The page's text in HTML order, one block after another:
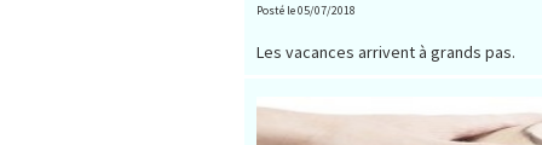
Posté le 05/07/2018
Les vacances arrivent à grands pas.